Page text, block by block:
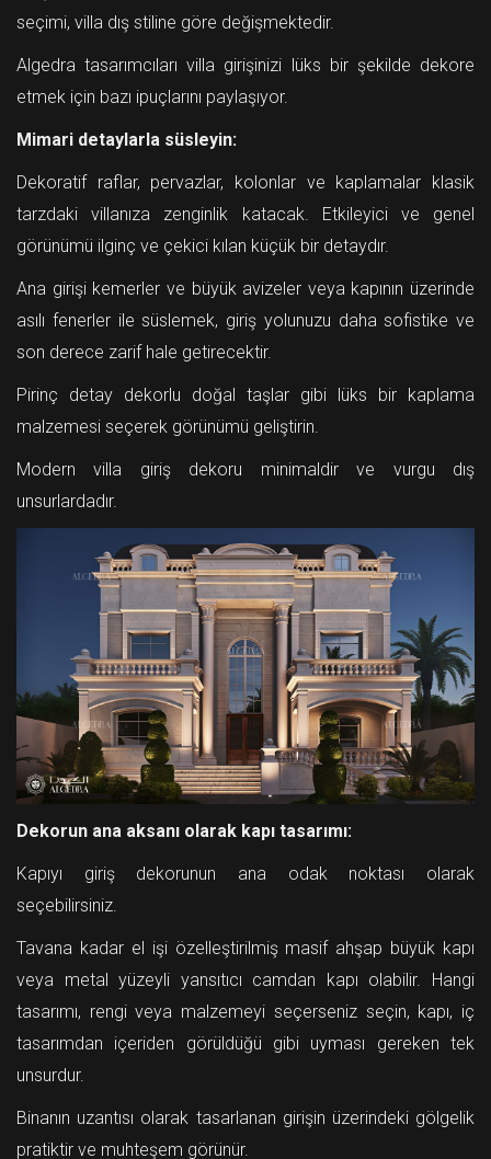
seçimi, villa dış stiline göre değişmektedir.
Algedra tasarımcıları villa girişinizi lüks bir şekilde dekore
etmek için bazı ipuçlarını paylaşıyor.
Mimari detaylarla süsleyin:
Dekoratif raflar, pervazlar, kolonlar ve kaplamalar klasik
tarzdaki villanıza zenginlik katacak. Etkileyici ve genel
görünümü ilginç ve çekici kılan küçük bir detaydır.
Ana girişi kemerler ve büyük avizeler veya kapının üzerinde
asılı fenerler ile süslemek, giriş yolunuzu daha sofistike ve
son derece zarif hale getirecektir.
Pirinç detay dekorlu doğal taşlar gibi lüks bir kaplama
malzemesi seçerek görünümü geliştirin.
Modern villa giriş dekoru minimaldir ve vurgu dış
unsurlardadır.
Dekorun ana aksanı olarak kapı tasarımı:
Kapıyı giriş dekorunun ana odak noktası olarak
seçebilirsiniz.
Tavana kadar el işi özelleştirilmiş masif ahşap büyük kapı
veya metal yüzeyli yansıtıcı camdan kapı olabilir. Hangi
tasarımı, rengi veya malzemeyi seçerseniz seçin, kapı, iç
tasarımdan içeriden görüldüğü gibi uyması gereken tek
unsurdur.
Binanın uzantısı olarak tasarlanan girişin üzerindeki gölgelik
pratiktir ve muhteşem görünür.